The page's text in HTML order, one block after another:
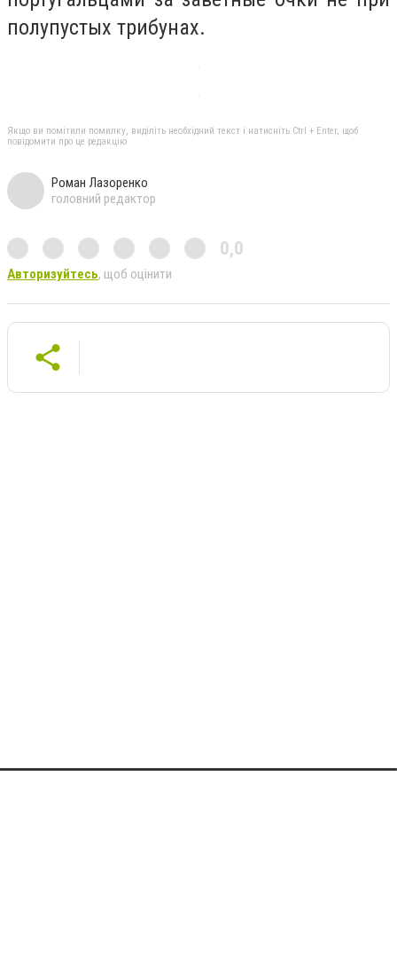
полупустых трибунах.
Якщо ви помітили помилку, виділіть необхідний текст і натисніть Ctrl + Enter, щоб
повідомити про це редакцію
Роман Лазоренко
головний редактор
0,0
Авторизуйтесь, щоб оцінити